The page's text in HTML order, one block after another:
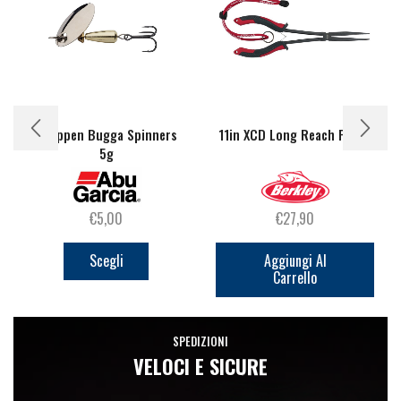
Droppen Bugga Spinners
5g
€5,00
Scegli
Questo
ha
opzioni
11in XCD Long Reach Pliers
€27,90
Aggiungi Al
Carrello
SPEDIZIONI
VELOCI E SICURE